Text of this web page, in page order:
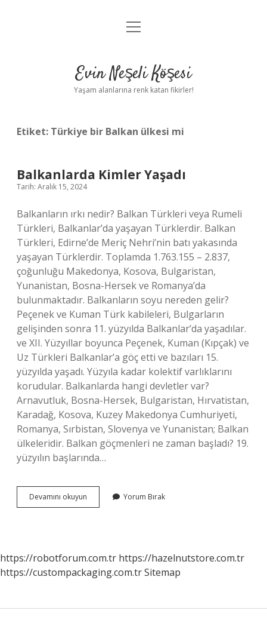
Anasayfa
Yasal Uyarı
menüyü
Evin Neşeli Köşesi
Yaşam alanlarına renk katan fikirler!
Etiket: Türkiye bir Balkan ülkesi mi
Balkanlarda Kimler Yaşadı
Tarih: Aralık 15, 2024
Balkanların ırkı nedir? Balkan Türkleri veya Rumeli
Türkleri, Balkanlar’da yaşayan Türklerdir. Balkan
Türkleri, Edirne’de Meriç Nehri’nin batı yakasında
yaşayan Türklerdir. Toplamda 1.763.155 – 2.837,
çoğunluğu Makedonya, Kosova, Bulgaristan,
Yunanistan, Bosna-Hersek ve Romanya’da
bulunmaktadır. Balkanların soyu nereden gelir?
Peçenek ve Kuman Türk kabileleri, Bulgarların
gelişinden sonra 11. yüzyılda Balkanlar’da yaşadılar.
ve XII. Yüzyıllar boyunca Peçenek, Kuman (Kıpçak) ve
Uz Türkleri Balkanlar’a göç etti ve bazıları 15.
yüzyılda yaşadı. Yüzyıla kadar kolektif varlıklarını
korudular. Balkanlarda hangi devletler var?
Arnavutluk, Bosna-Hersek, Bulgaristan, Hırvatistan,
Karadağ, Kosova, Kuzey Makedonya Cumhuriyeti,
Romanya, Sırbistan, Slovenya ve Yunanistan; Balkan
ülkeleridir. Balkan göçmenleri ne zaman başladı? 19.
yüzyılın başlarında…
Devamını okuyun Balkanlarda
Kimler
Yorum Bırak
https://robotforum.com.tr https://hazelnutstore.com.tr
https://custompackaging.com.trSitemap